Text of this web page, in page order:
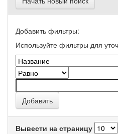
Добавить фильтры:
Используйте фильтры для
Вывести на страницу